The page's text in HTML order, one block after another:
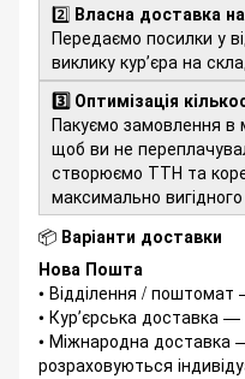
2️⃣ Власна доставка
Передаємо посилки у
виклику курʼєра на
3️⃣ Оптимізація
Пакуємо замовлення в
щоб ви не
створюємо ТТН та
максимально
📦 Варіанти доставки
Нова Пошта
• Відділення / поштомат
• Курʼєрська доставка —
• Міжнародна доставка
розраховуються